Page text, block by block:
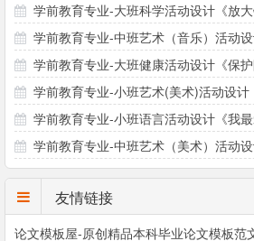
学前教育专业-大班科学活动设计《放大
学前教育专业-中班艺术（音乐）活动设
学前教育专业-大班健康活动设计《保护
学前教育专业-小班艺术(美术)活动设计
学前教育专业-小班语言活动设计《我最
学前教育专业-中班艺术（美术）活动
密》
友情链接
论文模板屋-原创精品本科毕业论文模板范